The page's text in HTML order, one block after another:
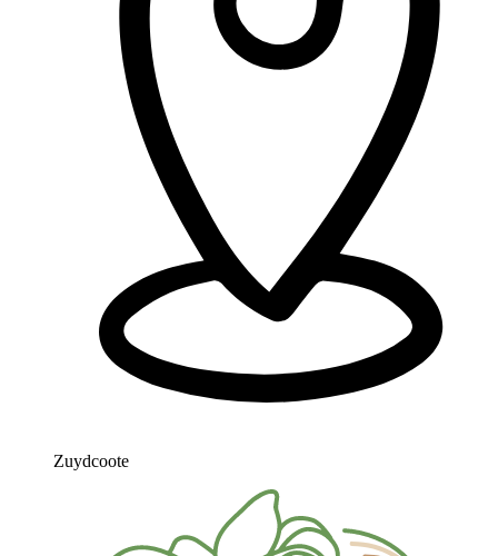
Zuydcoote